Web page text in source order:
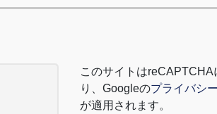
このサイトはreCAPTCHA
り、 Googleのプライバシ
が適用されます。